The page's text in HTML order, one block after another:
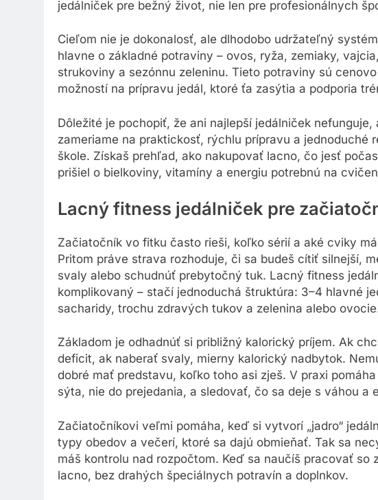
jedálniček pre bežný život, nie len pre profesionálnych
Cieľom nie je dokonalosť, ale dlhodobo udržateľný
hlavne o základné potraviny – ovos, ryža, zemiaky,
strukoviny a sezónnu zeleninu. Tieto potraviny sú
možností na prípravu jedál, ktoré ťa zasýtia a podporia
Dôležité je pochopiť, že ani najlepší jedálniček
zameriame na praktickosť, rýchlu prípravu a jednoduché
škole. Získaš prehľad, ako nakupovať lacno, čo jesť
prišiel o bielkoviny, vitamíny a energiu potrebnú na
Lacný fitness jedálniček pre
Začiatočník vo fitku často rieši, koľko sérií a aké cviky
Pritom práve strava rozhoduje, či sa budeš cítiť silnejší,
svaly alebo schudnúť prebytočný tuk. Lacný fitness
komplikovaný – stačí jednoduchá štruktúra: 3–4 hlavné
sacharidy, trochu zdravých tukov a zelenina alebo
Základom je odhadnúť si približný kalorický príjem. Ak
deficit, ak naberať svaly, mierny kalorický nadbytok.
dobré mať predstavu, koľko toho asi zješ. V praxi
sýta, nie do prejedania, a sledovať, čo sa deje s váhou a
Začiatočníkovi veľmi pomáha, keď si vytvorí „jadro“
typy obedov a večerí, ktoré sa dajú obmieňať. Tak sa
máš kontrolu nad rozpočtom. Keď sa naučíš pracovať so
lacno, bez drahých špeciálnych potravín a doplnkov.